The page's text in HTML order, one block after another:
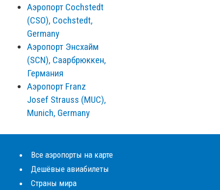
Аэропорт Cochstedt
(CSO), Cochstedt,
Germany
Аэропорт Энсхайм
(SCN), Саарбрюккен,
Германия
Аэропорт Franz
Josef Strauss (MUC),
Munich, Germany
Все аэропорты на карте
Дешёвые авиабилеты
Страны мира